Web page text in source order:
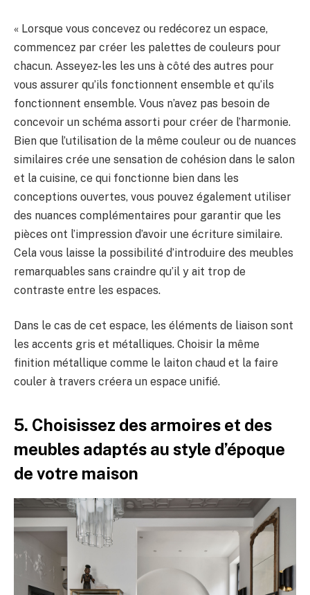
« Lorsque vous concevez ou redécorez un espace,
commencez par créer les palettes de couleurs pour
chacun. Asseyez-les les uns à côté des autres pour
vous assurer qu’ils fonctionnent ensemble et qu’ils
fonctionnent ensemble. Vous n’avez pas besoin de
concevoir un schéma assorti pour créer de l’harmonie.
Bien que l’utilisation de la même couleur ou de nuances
similaires crée une sensation de cohésion dans le salon
et la cuisine, ce qui fonctionne bien dans les
conceptions ouvertes, vous pouvez également utiliser
des nuances complémentaires pour garantir que les
pièces ont l’impression d’avoir une écriture similaire.
Cela vous laisse la possibilité d’introduire des meubles
remarquables sans craindre qu’il y ait trop de
contraste entre les espaces.
Dans le cas de cet espace, les éléments de liaison sont
les accents gris et métalliques. Choisir la même
finition métallique comme le laiton chaud et la faire
couler à travers créera un espace unifié.
5. Choisissez des armoires et des
meubles adaptés au style d’époque
de votre maison